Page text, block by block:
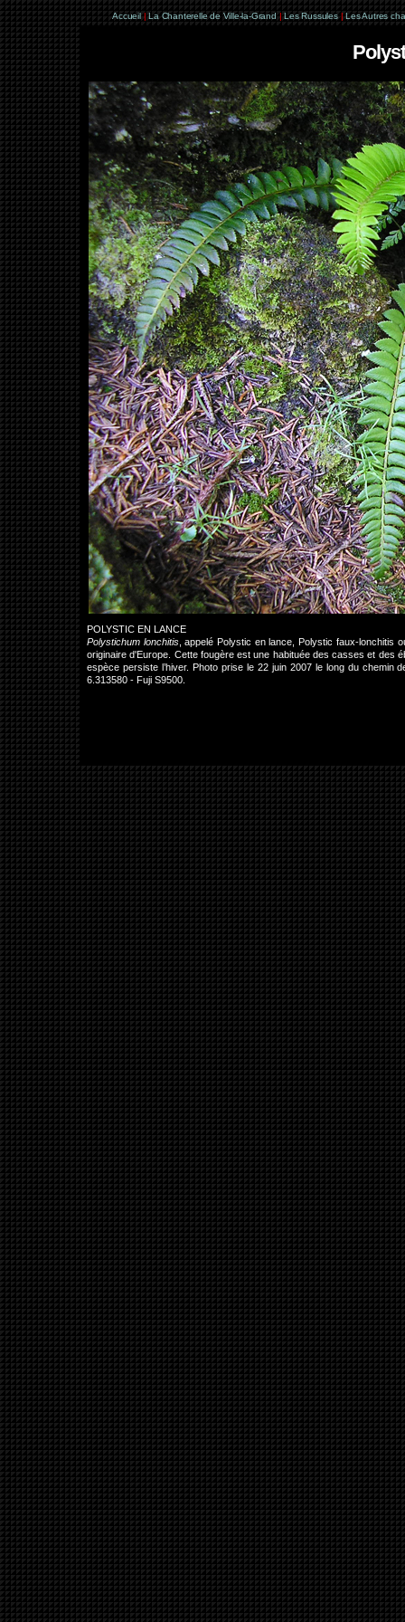
Accueil | La Chanterelle de Ville-la-Grand | Les Russules | Les Autres
POLYSTIC EN LANCE
Polystichum lonchitis, appelé Polystic en lance, Polystic faux-lonchitis
originaire d'Europe. Cette fougère est une habituée des casses et
espèce persiste l’hiver. Photo prise le 22 juin 2007 le long du
6.313580 - Fuji S9500.